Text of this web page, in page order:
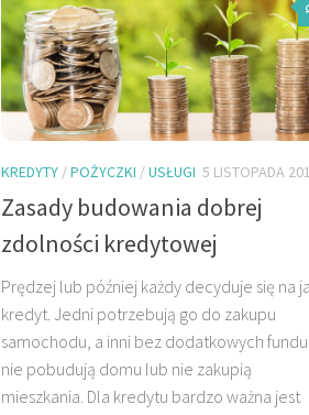
KREDYTY /POŻYCZKI /USŁUGI 5 LISTOPADA
Zasady budowania dobrej
zdolności kredytowej
Prędzej lub później każdy decyduje się na
kredyt. Jedni potrzebują go do zakupu
samochodu, a inni bez dodatkowych
nie pobudują domu lub nie zakupią
mieszkania. Dla kredytu bardzo ważna jest